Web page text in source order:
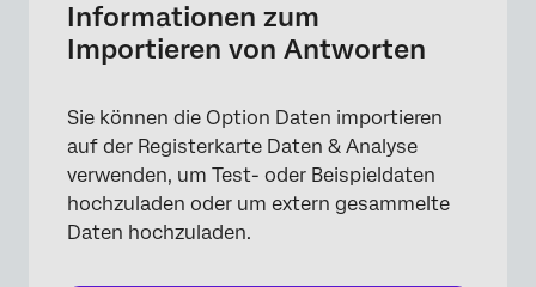
Informationen zum
Importieren von Antworten
Sie können die Option Daten importieren
auf der Registerkarte Daten & Analyse
verwenden, um Test- oder Beispieldaten
hochzuladen oder um extern gesammelte
Daten hochzuladen.